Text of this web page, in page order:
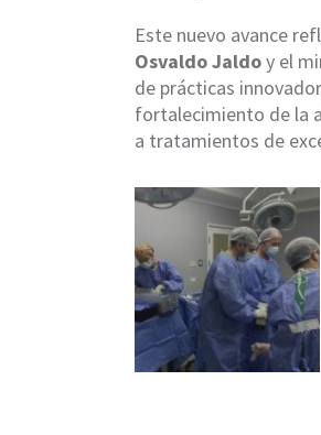
Este nuevo avance
Osvaldo Jaldoy el
de prácticas
fortalecimiento de la
a tratamientos de